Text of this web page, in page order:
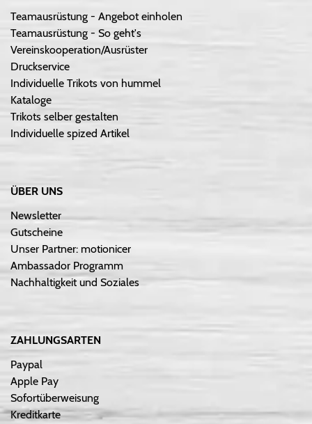
Teamausrüstung - Angebot einholen
Teamausrüstung - So geht's
Vereinskooperation/Ausrüster
Druckservice
Individuelle Trikots von hummel
Kataloge
Trikots selber gestalten
Individuelle spized Artikel
ÜBER UNS
Newsletter
Gutscheine
Unser Partner: motionicer
Ambassador Programm
Nachhaltigkeit und Soziales
ZAHLUNGSARTEN
Paypal
Apple Pay
Sofortüberweisung
Kreditkarte